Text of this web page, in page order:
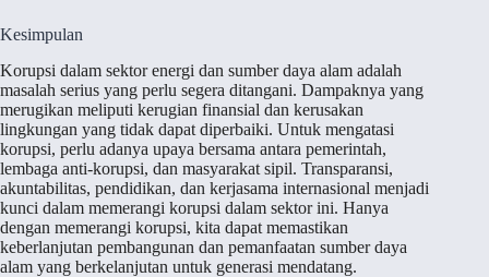
Kesimpulan
Korupsi dalam sektor energi dan sumber daya alam adalah
masalah serius yang perlu segera ditangani. Dampaknya yang
merugikan meliputi kerugian finansial dan kerusakan
lingkungan yang tidak dapat diperbaiki. Untuk mengatasi
korupsi, perlu adanya upaya bersama antara pemerintah,
lembaga anti-korupsi, dan masyarakat sipil. Transparansi,
akuntabilitas, pendidikan, dan kerjasama internasional menjadi
kunci dalam memerangi korupsi dalam sektor ini. Hanya
dengan memerangi korupsi, kita dapat memastikan
keberlanjutan pembangunan dan pemanfaatan sumber daya
alam yang berkelanjutan untuk generasi mendatang.